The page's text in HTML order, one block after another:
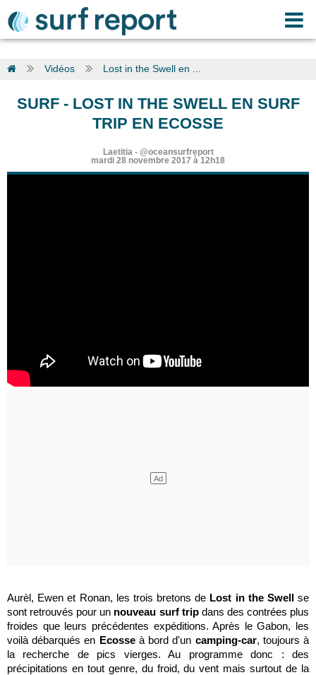
Vidéos Lost in the Swell en ...
SURF- LOST IN THE SWELL EN SURF
TRIP EN ECOSSE
Laetitia- @oceansurfreport
mardi 28 novembre 2017 à 12h18
Aurèl, Ewen et Ronan, les trois bretons de Lost in the Swellse
sont retrouvés pour un nouveau surf tripdans des contrées plus
froides que leurs précédentes expéditions. Après le Gabon, les
voilà débarqués en Ecosseà bord d'un camping-car, toujours à
la recherche de pics vierges. Au programme donc : des
précipitations en tout genre, du froid, du vent mais surtout de la